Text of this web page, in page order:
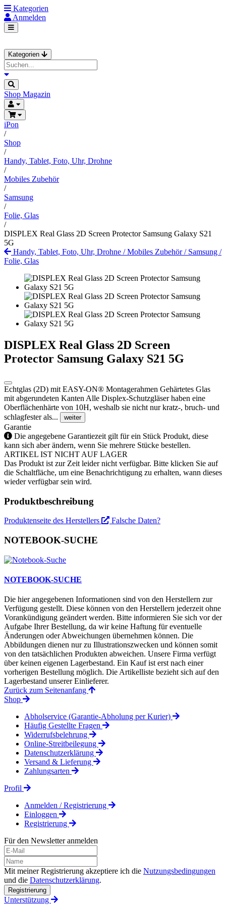
Kategorien
Anmelden
Kategorien
Shop Magazin
iPon
/
Shop
/
Handy, Tablet, Foto, Uhr, Drohne
/
Mobiles Zubehör
/
Samsung
/
Folie, Glas
/
DISPLEX Real Glass 2D Screen Protector Samsung Galaxy S21
5G
Handy, Tablet, Foto, Uhr, Drohne /Mobiles Zubehör/ Samsung /
Folie, Glas
DISPLEX Real Glass 2D Screen
Protector Samsung Galaxy S21 5G
Echtglas (2D) mit EASY-ON® Montagerahmen Gehärtetes Glas
mit abgerundeten Kanten Alle Displex-Schutzgläser haben eine
Oberflächenhärte von 10H, weshalb sie nicht nur kratz-, bruch- und
schlagfester als...
weiter
Garantie
Die angegebene Garantiezeit gilt für ein Stück Produkt, diese
kann sich aber ändern, wenn Sie mehrere Stücke bestellen.
ARTIKEL IST NICHT AUF LAGER
Das Produkt ist zur Zeit leider nicht verfügbar. Bitte klicken Sie auf
die Schaltfläche, um eine Benachrichtigung zu erhalten, wann dieses
wieder verfügbar sein wird.
Produktbeschreibung
Produktenseite des Herstellers Falsche Daten?
NOTEBOOK-SUCHE
NOTEBOOK-SUCHE
Die hier angegebenen Informationen sind von den Herstellern zur
Verfügung gestellt. Diese können von den Herstellern jederzeit ohne
Vorankündigung geändert werden. Bitte informieren Sie sich vor der
Aufgabe Ihrer Bestellung, da wir keine Haftung für eventuelle
Änderungen oder Abweichungen übernehmen können. Die
Abbildungen dienen nur zu Illustrationszwecken und können somit
von den tatsächlichen Produkten abweichen. Unsere Firma verfügt
über keinen eigenen Lagerbestand. Ein Kauf ist erst nach einer
vorherigen Bestellung möglich. Die Artikelliste bezieht sich auf den
Lagerbestand unserer Einlieferer.
Zurück zum Seitenanfang
Shop
Abholservice (Garantie-Abholung per Kurier)
Häufig Gestellte Fragen
Widerrufsbelehrung
Online-Streitbeilegung
Datenschutzerklärung
Versand & Lieferung
Zahlungsarten
Profil
Anmelden / Registrierung
Einloggen
Registrierung
Für den Newsletter anmelden
Mit meiner Registrierung akzeptiere ich die Nutzungsbedingungen
und die Datenschutzerklärung.
Registrierung
Unterstützung